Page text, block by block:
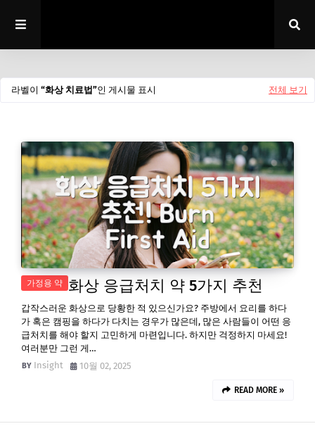
라벨이 화상 치료법 인 게시물 표시 전체 보기
가정용 약 화상 응급처치 약 5가지 추천
갑작스러운 화상으로 당황한 적 있으신가요? 주방에서 요리를 하다
가 혹은 캠핑을 하다가 다치는 경우가 많은데, 많은 사람들이 어떤 응
급처치를 해야 할지 고민하게 마련입니다. 하지만 걱정하지 마세요!
여러분만 그런 게…
Insight
10월 02, 2025
READ MORE »